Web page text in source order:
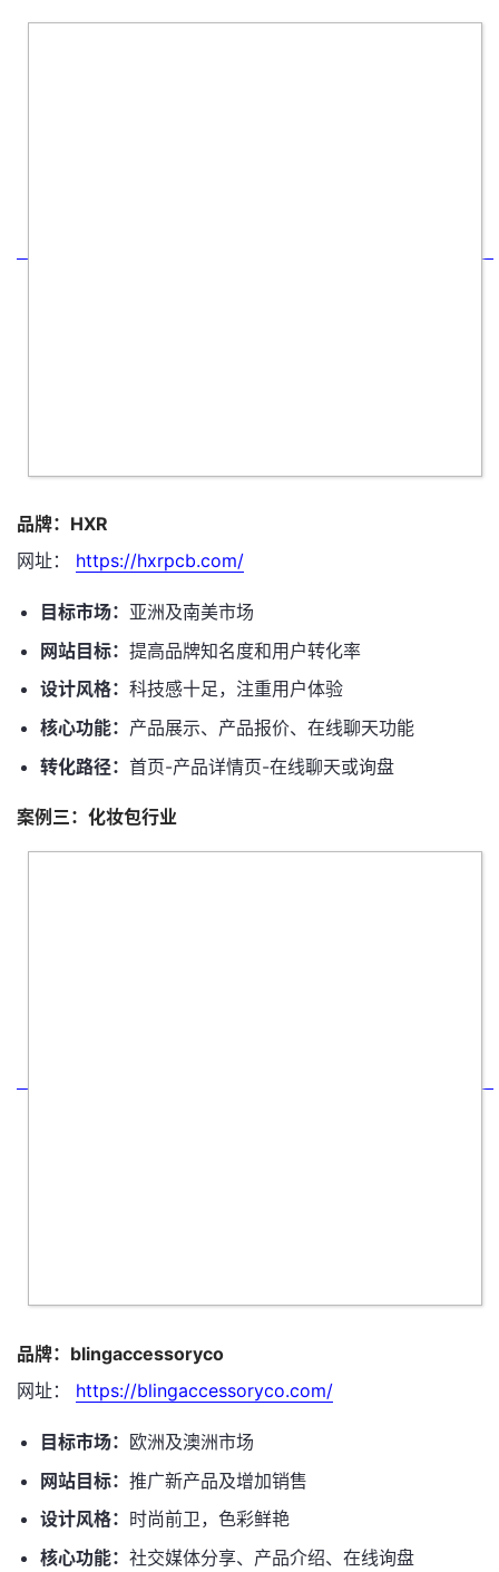
品牌：HXR
网址： https://hxrpcb.com/
目标市场： 亚洲及南美市场
网站目标： 提高品牌知名度和用户转化率
设计风格： 科技感十足，注重用户体验
核心功能： 产品展示、产品报价、在线聊天功能
转化路径： 首页-产品详情页-在线聊天或询盘
案例三：化妆包行业
品牌：blingaccessoryco
网址： https://blingaccessoryco.com/
目标市场： 欧洲及澳洲市场
网站目标： 推广新产品及增加销售
设计风格： 时尚前卫，色彩鲜艳
核心功能： 社交媒体分享、产品介绍、在线询盘